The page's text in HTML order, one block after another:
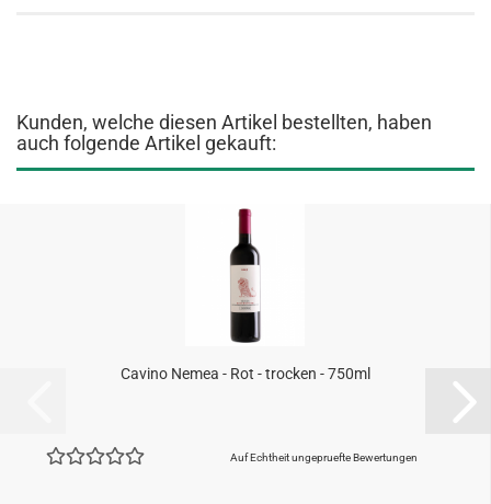
Kunden, welche diesen Artikel bestellten, haben
auch folgende Artikel gekauft:
Cavino Nemea - Rot - trocken - 750ml
Auf Echtheit ungepruefte Bewertungen